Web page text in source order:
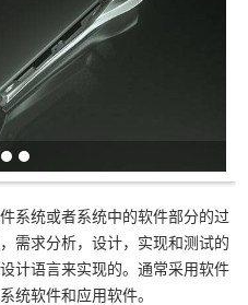
系统或者系统中的软件部分的过
需求分析，设计，实现和测试的
计语言来实现的。通常采用软件
统软件和应用软件。